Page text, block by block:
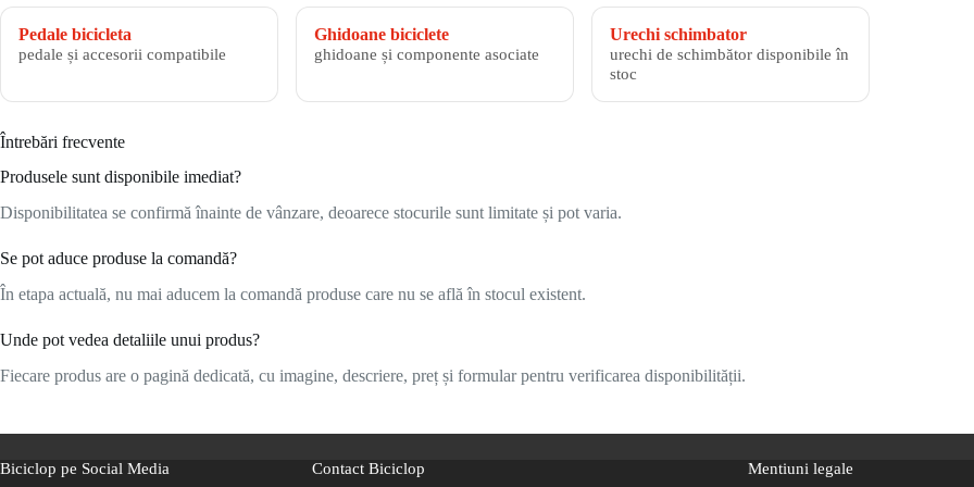
Pedale bicicleta
pedale și accesorii compatibile
Ghidoane biciclete
ghidoane și componente asociate
Urechi schimbator
urechi de schimbător disponibile în
stoc
Întrebări frecvente
Produsele sunt disponibile imediat?
Disponibilitatea se confirmă înainte de vânzare, deoarece stocurile sunt limitate și pot varia.
Se pot aduce produse la comandă?
În etapa actuală, nu mai aducem la comandă produse care nu se află în stocul existent.
Unde pot vedea detaliile unui produs?
Fiecare produs are o pagină dedicată, cu imagine, descriere, preț și formular pentru verificarea disponibilității.
Biciclop pe Social Media Contact Biciclop Mentiuni legale